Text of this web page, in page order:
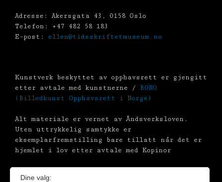
Adresse: Akersgata 43, 0158 Oslo
Telefon: +47 482 58 183
E-post: ellen@tidsskriftetmuseum.no
Kunstverk beskyttet av opphavsrett er gjengitt
etter avtale med kunstnerne / BONO
(Billedkunst Opphavsrett i Norge)
Alt materiale er vernet av Åndsverksloven.
Uten uttrykkelig samtykke er
eksemplarfremstilling bare tillatt når det er
hjemlet i lov etter avtale med Kopinor
Dine valg: